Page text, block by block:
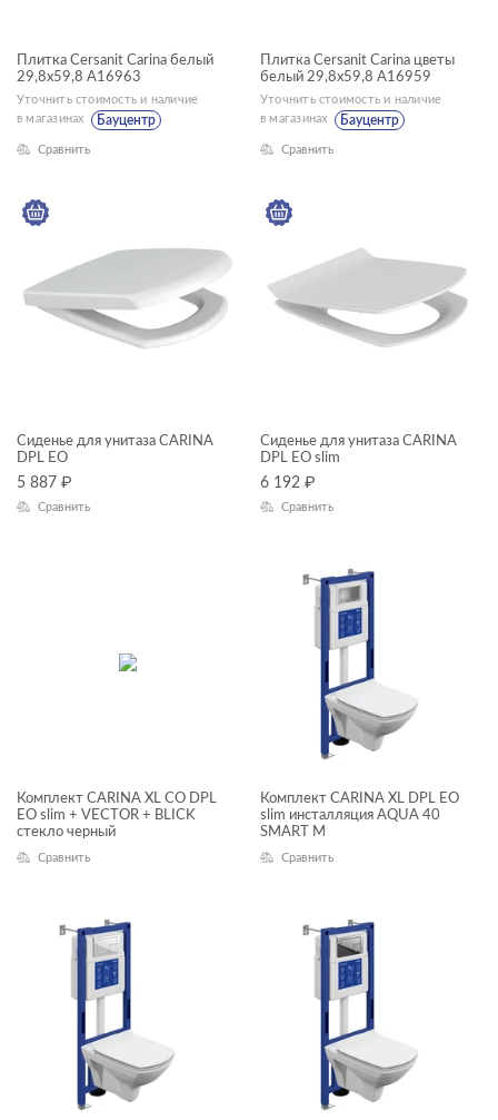
Плитка Cersanit Carina белый
29,8x59,8 A16963
Уточнить стоимость и наличие
в магазинах
Бауцентр
Сравнить
Плитка Cersanit Carina цветы
белый 29,8x59,8 A16959
Уточнить стоимость и наличие
в магазинах
Бауцентр
Сравнить
Сиденье для унитаза CARINA
DPL EO
5 887 ₽
Сравнить
Сиденье для унитаза CARINA
DPL EO slim
6 192 ₽
Сравнить
Комплект CARINA XL CO DPL
EO slim + VECTOR + BLICK
стекло черный
Сравнить
Комплект CARINA XL DPL EO
slim инсталляция AQUA 40
SMART M
Сравнить